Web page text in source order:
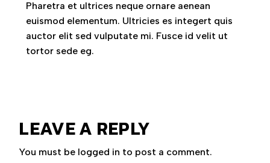
Pharetra et ultrices neque ornare aenean
euismod elementum. Ultricies es integert quis
auctor elit sed vulputate mi. Fusce id velit ut
tortor sede eg.
LEAVE A REPLY
You must be logged in to post a comment.